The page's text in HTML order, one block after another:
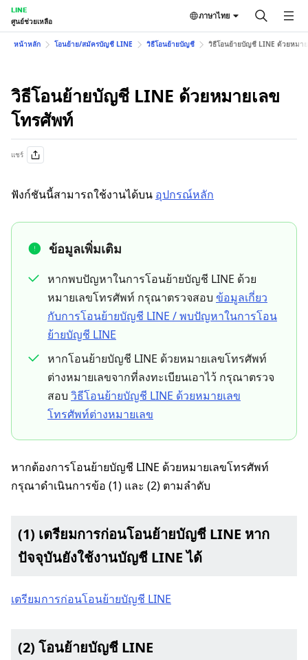
LINE
ศูนย์ช่วยเหลือ
ภาษาไทย
หน้าหลัก โอนย้าย/สมัครบัญชี LINE วิธีโอนย้ายบัญชี วิธีโอนย้ายบัญชี LINE ด้วยหมา
วิธีโอนย้ายบัญชี LINE ด้วยหมายเลข
โทรศัพท์
แชร์
ฟังก์ชันนี้สามารถใช้งานได้บน อุปกรณ์หลัก
ข้อมูลเพิ่มเติม
หากพบปัญหาในการโอนย้ายบัญชี LINE ด้วย
หมายเลขโทรศัพท์ กรุณาตรวจสอบ ข้อมูลเกี่ยว
กับการโอนย้ายบัญชี LINE / พบปัญหาในการโอน
ย้ายบัญชี LINE
หากโอนย้ายบัญชี LINE ด้วยหมายเลขโทรศัพท์
ต่างหมายเลขจากที่ลงทะเบียนเอาไว้ กรุณาตรวจ
สอบ วิธีโอนย้ายบัญชี LINE ด้วยหมายเลข
โทรศัพท์ต่างหมายเลข
หากต้องการโอนย้ายบัญชี LINE ด้วยหมายเลขโทรศัพท์
กรุณาดำเนินการข้อ (1) และ (2) ตามลำดับ
(1) เตรียมการก่อนโอนย้ายบัญชี LINE หาก
ปัจจุบันยังใช้งานบัญชี LINE ได้
เตรียมการก่อนโอนย้ายบัญชี LINE
(2) โอนย้ายบัญชี LINE